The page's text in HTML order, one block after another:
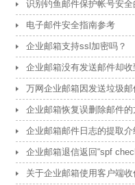
识别钓鱼邮件保护帐号安全
电子邮件安全指南参考
企业邮箱支持ssl加密吗？
企业邮箱没有发送邮件却
万网企业邮箱因发送垃圾
企业邮箱恢复误删除邮件的
企业邮箱邮件日志的提取介
企业邮箱退信返回“spf
关于企业邮箱使用客户端